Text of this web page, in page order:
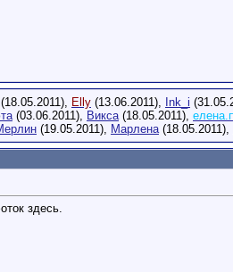
(18.05.2011), Elly (13.06.2011), Ink_i
(03.06.2011), Викса(18.05.2011),
(19.05.2011), Марлена(18.05.2011),
здесь.